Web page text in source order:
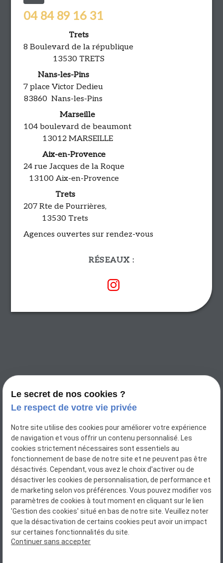
04 84 89 16 31
Trets
8 Boulevard de la république
13530 TRETS
Nans-les-Pins
7 place Victor Dedieu
83860 Nans-les-Pins
Marseille
104 boulevard de beaumont
13012 MARSEILLE
Aix-en-Provence
24 rue Jacques de la Roque
13100 Aix-en-Provence
Trets
207 Rte de Pourrières,
13530 Trets
Agences ouvertes sur rendez-vous
RÉSEAUX :
N° Siret : 88052790800011
Plan du site
Le secret de nos cookies ?
Le respect de votre vie privée
Notre site utilise des cookies pour améliorer votre expérience
de navigation et vous offrir un contenu personnalisé. Les
cookies strictement nécessaires sont essentiels au
fonctionnement de base de notre site et ne peuvent pas être
désactivés. Cependant, vous avez le choix d'activer ou de
désactiver les cookies de personnalisation, de performance et
de marketing selon vos préférences. Vous pouvez modifier vos
paramètres de cookies à tout moment en cliquant sur le lien
'Gestion des cookies' situé en bas de notre site. Veuillez noter
que la désactivation de certains cookies peut avoir un impact
sur certaines fonctionnalités du site.
Continuer sans accepter